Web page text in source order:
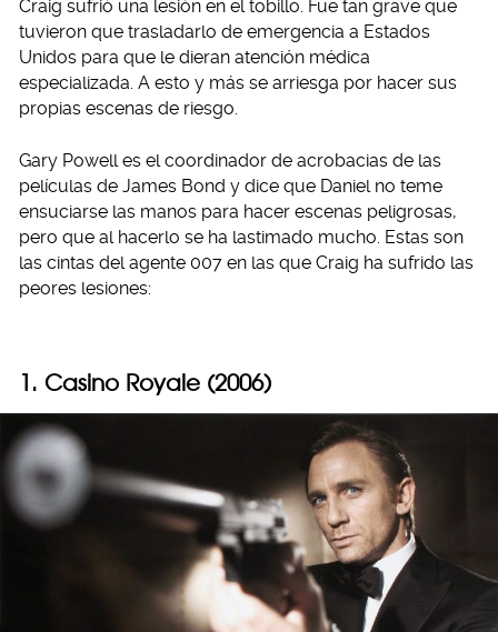
Craig sufrió una lesión en el tobillo. Fue tan grave que
tuvieron que trasladarlo de emergencia a Estados
Unidos para que le dieran atención médica
especializada. A esto y más se arriesga por hacer sus
propias escenas de riesgo.
Gary Powell es el coordinador de acrobacias de las
películas de James Bond y dice que Daniel no teme
ensuciarse las manos para hacer escenas peligrosas,
pero que al hacerlo se ha lastimado mucho. Estas son
las cintas del agente 007 en las que Craig ha sufrido las
peores lesiones:
1. Casino Royale (2006)